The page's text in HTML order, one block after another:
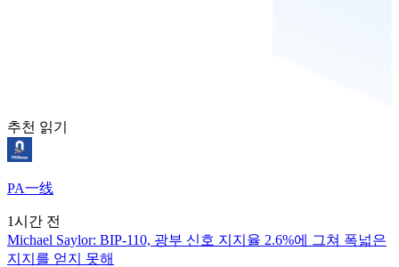
추천 읽기
PA一线
1시간 전
Michael Saylor: BIP-110, 광부 신호 지지율 2.6%에 그쳐 폭넓은
지지를 얻지 못해